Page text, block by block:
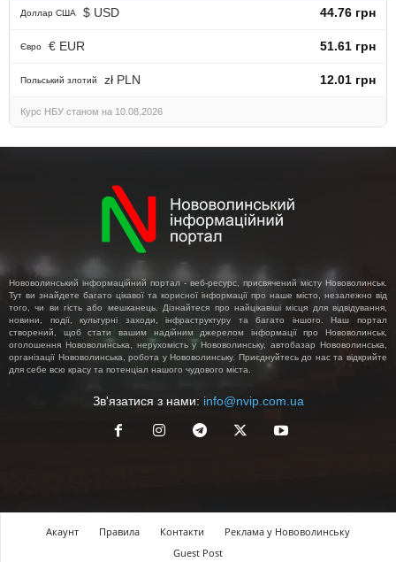
Доллар США $ USD 44.76 грн
Євро € EUR 51.61 грн
Польський злотий zł PLN 12.01 грн
Курс НБУ станом на 10.08.2026
Нововолинський інформаційний портал - веб-ресурс, присвячений місту Нововолинськ.
Тут ви знайдете багато цікавої та корисної інформації про наше місто, незалежно від
того, чи ви гість або мешканець. Дізнайтеся про найцікавіші місця для відвідування,
новини, події, культурні заходи, інфраструктуру та багато іншого. Наш портал
створений, щоб стати вашим надійним джерелом інформації про Нововолинськ,
оголошення Нововолинська, нерухомість у Нововолинську, автобазар Нововолинська,
організації Нововолинська, робота у Нововолинську. Приєднуйтесь до нас та відкрийте
для себе всю красу та потенціал нашого чудового міста.
Зв'язатися з нами: info@nvip.com.ua
Акаунт Правила Контакти
Реклама у Нововолинську
Guest Post